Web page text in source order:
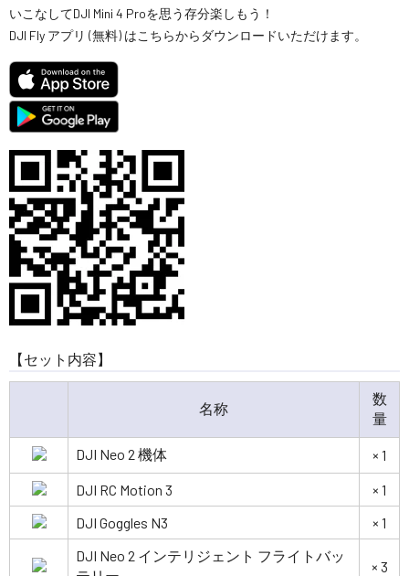
いこなしてDJI Mini 4 Proを思う存分楽しもう！
DJI Fly アプリ (無料) はこちらからダウンロードいただけます。
【セット内容】
名称
数
量
DJI Neo 2 機体
× 1
DJI RC Motion 3
× 1
DJI Goggles N3
× 1
DJI Neo 2 インテリジェント フライトバッ
× 3